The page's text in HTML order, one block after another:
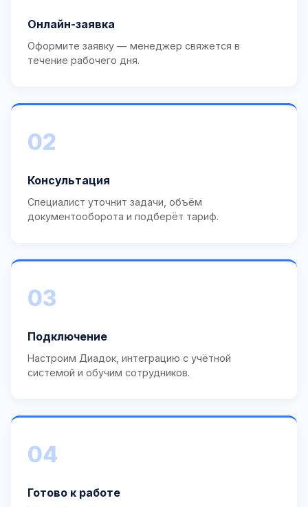
Онлайн-заявка
Оформите заявку — менеджер свяжется в
течение рабочего дня.
02
Консультация
Специалист уточнит задачи, объём
документооборота и подберёт тариф.
03
Подключение
Настроим Диадок, интеграцию с учётной
системой и обучим сотрудников.
04
Готово к работе